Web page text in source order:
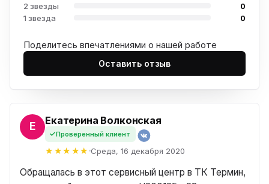
2 звезды
0
1 звезда
0
Поделитесь впечатлениями о нашей работе
Оставить отзыв
Екатерина Волконская
Проверенный клиент
Среда, 16 декабря 2020
Обращалась в этот сервисный центр в ТК Термин,